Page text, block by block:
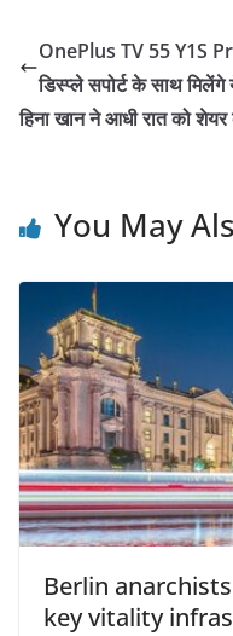
OnePlus TV 55 Y1S
डिस्प्ले सपोर्ट के साथ मिलेंगे
हिना खान ने आधी रात को
You May
Berlin
key vitality